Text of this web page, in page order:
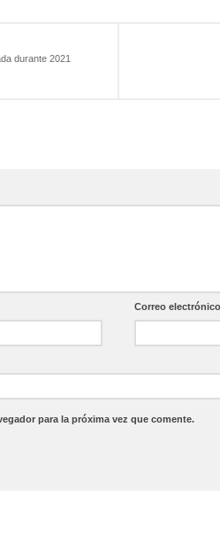
durante 2021
Correo
para la próxima vez que comente.